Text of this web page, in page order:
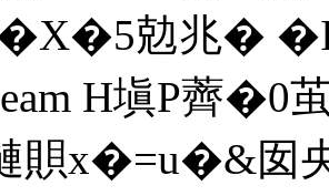
勊兆�
H塡P薺�0
賏x�=u�&囡